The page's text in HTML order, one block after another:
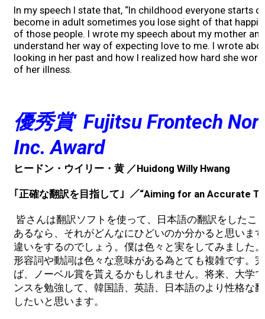
2022 Results
2021 Results
2019 Results
2018 Winners
2016 Winners
2015 Winners
2014 Winners
In my speech I state that, “In childhood everyone starts
become in adult sometimes you lose sight of that
of those people. I wrote my speech about my mother
understand her way of expecting love to me. I wrote
looking in her past and how I realized how hard she
of her illness.
優秀賞 Fujitsu Frontech
Inc. Award
ヒードン・ウイリー・黄 ／Huidong Willy Hwang
｢正確な翻訳を目指して｣ ／“Aiming for an Accurate
皆さんは翻訳ソフトを使って、日本語の翻訳をしたこ
あるなら、それがどんなにひどいのか分かると思いま
違いをするのでしょう。僕は色々と実をしてみました
形容詞や動詞は色々な意味がある為とても複雑です。
ば、ノーベル賞を貰えるかもしれません。将来、大学
ンスを勉強して、韓国語、英語、日本語のより性格な
したいと思います。